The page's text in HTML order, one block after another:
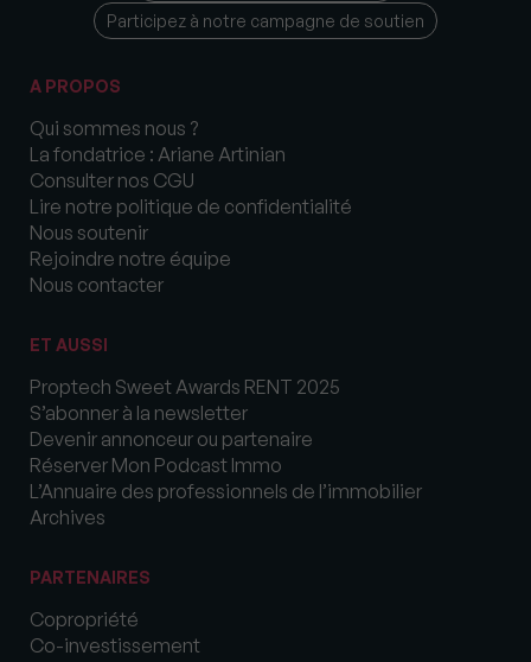
Participez à notre campagne de soutien
A PROPOS
Qui sommes nous ?
La fondatrice : Ariane Artinian
Consulter nos CGU
Lire notre politique de confidentialité
Nous soutenir
Rejoindre notre équipe
Nous contacter
ET AUSSI
Proptech Sweet Awards RENT 2025
S’abonner à la newsletter
Devenir annonceur ou partenaire
Réserver Mon Podcast Immo
L’Annuaire des professionnels de l’immobilier
Archives
PARTENAIRES
Copropriété
Co-investissement